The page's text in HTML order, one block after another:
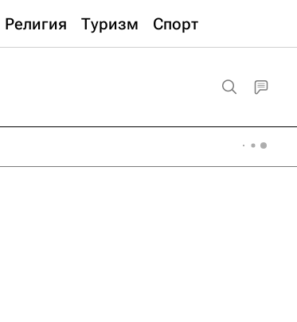
Религия Туризм Спорт